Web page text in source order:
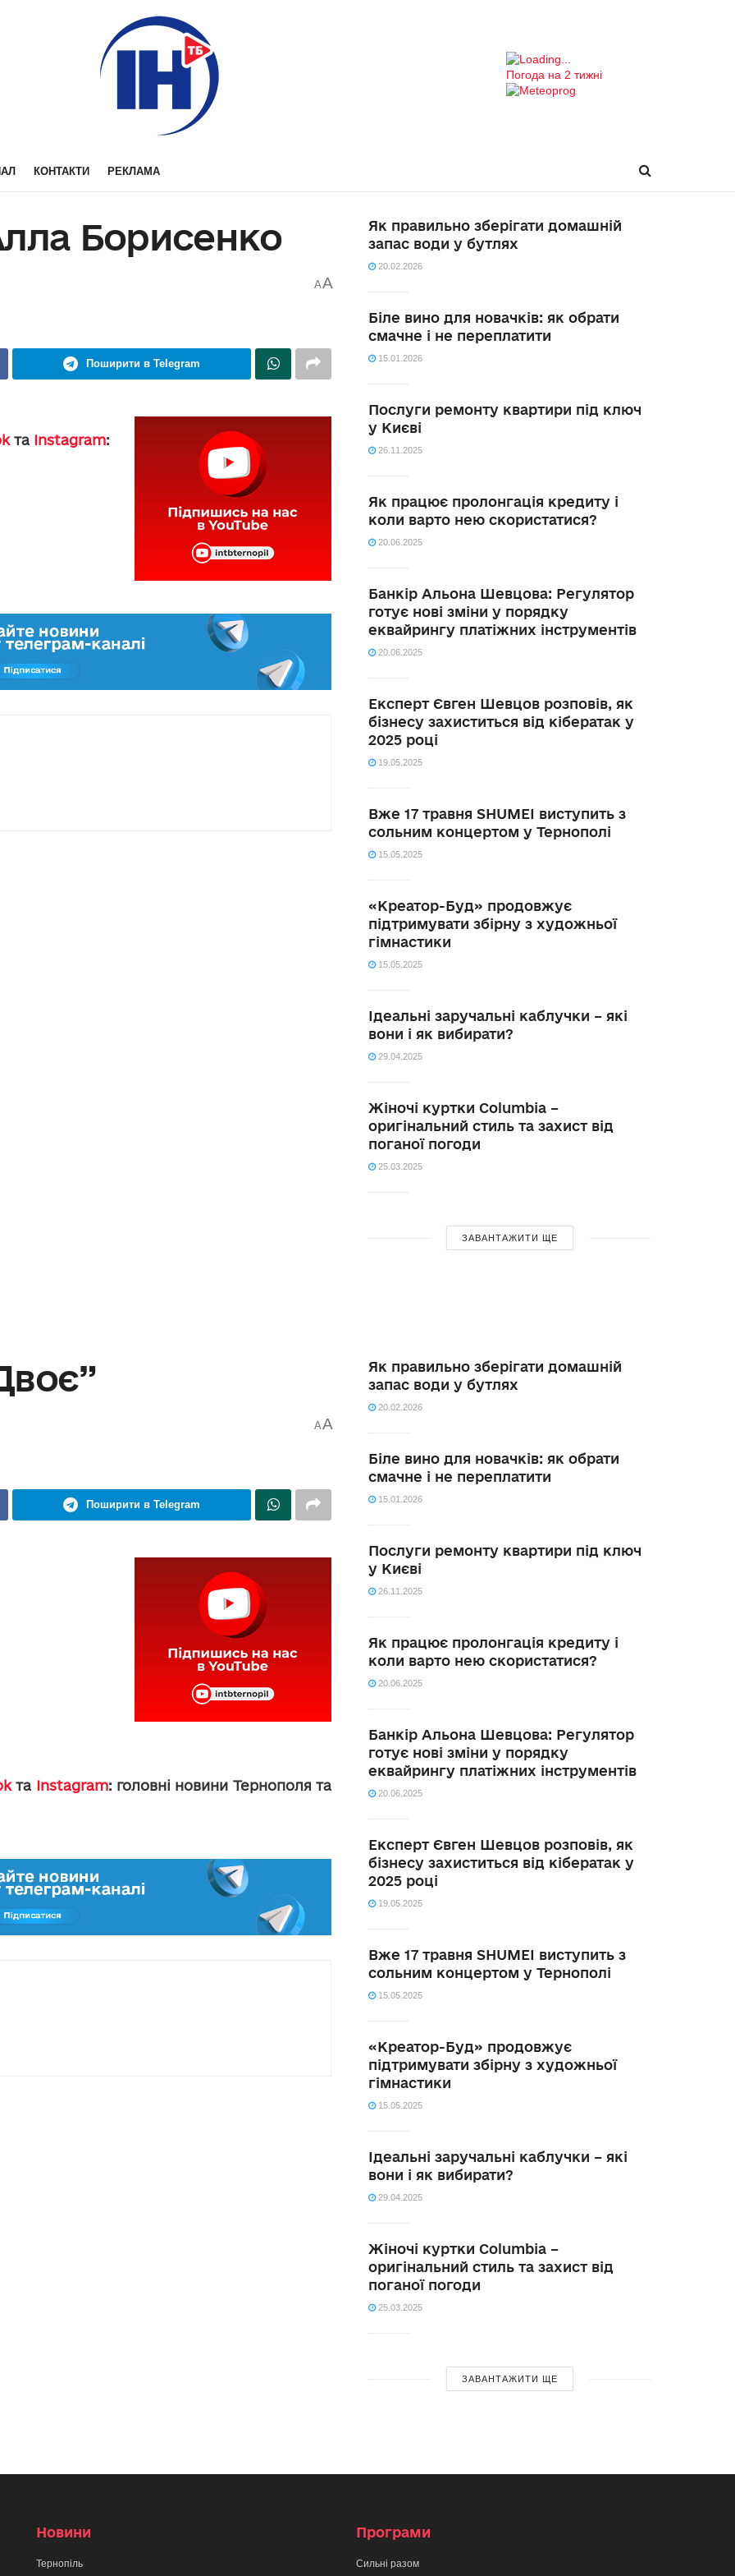
Погода на 2 тижні
КОНТАКТИ РЕКЛАМА
Борисенко
AA
Поширити в Telegram
та Instagram:
Як правильно зберігати домашній
запас води у бутлях
20.02.2026
Біле вино для новачків: як обрати
смачне і не переплатити
15.01.2026
Послуги ремонту квартири під ключ
у Києві
26.11.2025
Як працює пролонгація кредиту і
коли варто нею скористатися?
20.06.2025
Банкір Альона Шевцова: Регулятор
готує нові зміни у порядку
еквайрингу платіжних інструментів
20.06.2025
Експерт Євген Шевцов розповів, як
бізнесу захиститься від кібератак у
2025 році
19.05.2025
Вже 17 травня SHUMEI виступить з
сольним концертом у Тернополі
15.05.2025
«Креатор-Буд» продовжує
підтримувати збірну з художньої
гімнастики
15.05.2025
Ідеальні заручальні каблучки – які
вони і як вибирати?
29.04.2025
Жіночі куртки Columbia –
оригінальний стиль та захист від
поганої погоди
25.03.2025
ЗАВАНТАЖИТИ ЩЕ
AA
Поширити в Telegram
та Instagram: головні новини Тернополя та
Як правильно зберігати домашній
запас води у бутлях
20.02.2026
Біле вино для новачків: як обрати
смачне і не переплатити
15.01.2026
Послуги ремонту квартири під ключ
у Києві
26.11.2025
Як працює пролонгація кредиту і
коли варто нею скористатися?
20.06.2025
Банкір Альона Шевцова: Регулятор
готує нові зміни у порядку
еквайрингу платіжних інструментів
20.06.2025
Експерт Євген Шевцов розповів, як
бізнесу захиститься від кібератак у
2025 році
19.05.2025
Вже 17 травня SHUMEI виступить з
сольним концертом у Тернополі
15.05.2025
«Креатор-Буд» продовжує
підтримувати збірну з художньої
гімнастики
15.05.2025
Ідеальні заручальні каблучки – які
вони і як вибирати?
29.04.2025
Жіночі куртки Columbia –
оригінальний стиль та захист від
поганої погоди
25.03.2025
ЗАВАНТАЖИТИ ЩЕ
Новини
Тернопіль
Програми
Сильні разом